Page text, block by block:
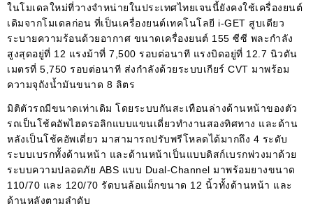
ในโมเดลใหม่ที่วางจำหน่ายในประเทศไทยเจนนี้ยังคงใช้เครื่องยนต์
เดิมจากโมเดลก่อน ที่เป็นเครื่องยนต์เทคโนโลยี i-GET สูบเดียว
ระบายความร้อนด้วยอากาศ ขนาดเครื่องยนต์ 155 ซีซี พละกำลัง
สูงสุดอยู่ที่ 12 แรงม้าที่ 7,500 รอบต่อนาที แรงบิดอยู่ที่ 12.7 นิวตัน
เมตรที่ 5,750 รอบต่อนาที ส่งกำลังด้วยระบบเกียร์ CVT มาพร้อม
ความจุถังน้ำมันขนาด 8 ลิตร
มิติตัวรถมีขนาดเท่าเดิม โดยระบบกันสะเทือนล่างด้านหน้าของตัว
รถเป็นโช้คอัพไฮดรอลิกแบบแขนเดี่ยวทำงานสองทิศทาง และด้าน
หลังเป็นโช้คอัพเดี่ยว มาสามารถปรับพรีโหลดได้มากถึง 4 ระดับ
ระบบเบรกทั้งด้านหน้า และด้านหน้าเป็นแบบดิสก์เบรกพ่วงมาด้วย
ระบบความปลอดภัย ABS แบบ Dual-Channel มาพร้อมยางขนาด
110/70 และ 120/70 รัดบนล้อแม็กขนาด 12 นิ้วทั้งด้านหน้า และ
ด้านหลังตามลำดับ